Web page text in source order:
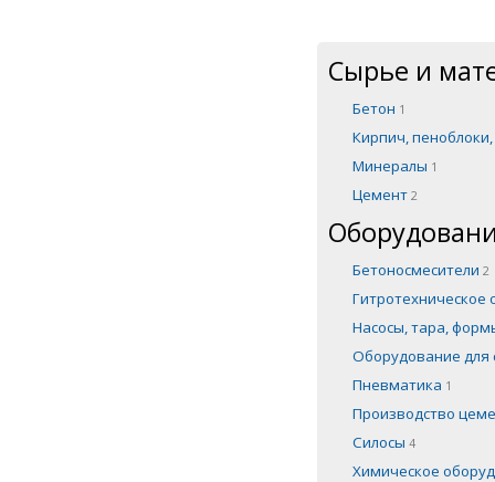
Сырье и
Бетон 1
Кирпич,
Минералы 1
Цемент 2
Бетоносмесители 2
Насосы, тара,
Оборудование для
Пневматика 1
Производство
Силосы 4
Химическое